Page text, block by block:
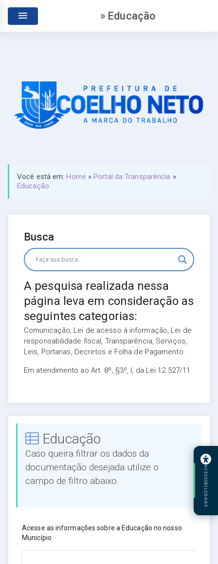
» Educação
Você está em:Home »Portal da Transparência »
Educação
Busca
A pesquisa realizada nessa
página leva em consideração as
seguintes categorias:
Comunicação, Lei de acesso à informação, Lei de
responsabilidade fiscal, Transparência, Serviços,
Leis, Portarias, Decretos e Folha de Pagamento.
Em atendimento ao Art. 8º, §3º, I, da Lei 12.527/11
Educação
Caso queira filtrar os dados da
documentação desejada utilize o
campo de filtro abaixo.
Acesse as informações sobre a Educação no nosso
Município
ACESSIBILIDADE